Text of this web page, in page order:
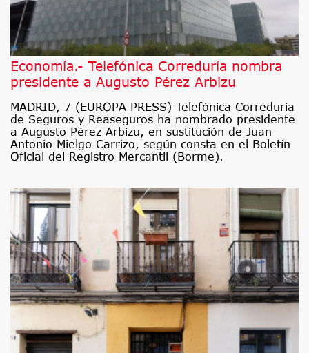
Economía.- Telefónica Correduría nombra
presidente a Augusto Pérez Arbizu
MADRID, 7 (EUROPA PRESS) Telefónica Correduría
de Seguros y Reaseguros ha nombrado presidente
a Augusto Pérez Arbizu, en sustitución de Juan
Antonio Mielgo Carrizo, según consta en el Boletín
Oficial del Registro Mercantil (Borme).